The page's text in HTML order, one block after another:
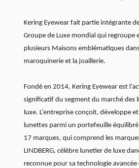
Kering Eyewear fait partie intégrante
Groupe de Luxe mondial qui regroupe
plusieurs Maisons emblématiques
maroquinerie et la joaillerie.
Fondé en 2014, Kering Eyewear est
significatif du segment du marché des
luxe. L’entreprise conçoit, développe
lunettes parmi un portefeuille
17 marques, qui comprend les
LINDBERG, célèbre lunetier de luxe
reconnue pour sa technologie